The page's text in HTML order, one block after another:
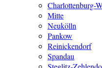
Charlottenburg-
Mitte
Neukölln
Pankow
Reinickendorf
Spandau